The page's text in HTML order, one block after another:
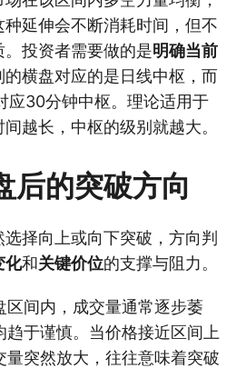
种延伸会不断消耗时间，但不
投资者需要做的是明确当前
的横盘对应的是日线中枢，而
应30分钟中枢。理论适用于
越长，中枢的级别就越大。
后的突破方向
择向上或向下突破，方向判
化和关键价位的支撑与阻力。
区间内，成交量通常逐步萎
于谨慎。当价格接近区间上
量突然放大，往往意味着突破